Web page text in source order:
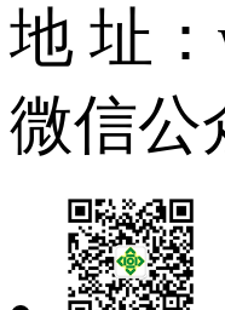
地 址
微信公